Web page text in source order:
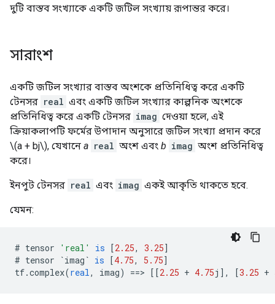
দুটি বাস্তব সংখ্যাকে একটি জটিল সংখ্যায় রূপান্তর করে।
সারাংশ
একটি জটিল সংখ্যার বাস্তব অংশকে প্রতিনিধিত্ব করে একটি
টেনসর real এবং একটি জটিল সংখ্যার কাল্পনিক অংশকে
প্রতিনিধিত্ব করে একটি টেনসর imag দেওয়া হলে, এই
ক্রিয়াকলাপটি ফর্মের উপাদান অনুসারে জটিল সংখ্যা প্রদান করে
\(a + bj\), যেখানে a real অংশ এবং b imag অংশ প্রতিনিধিত্ব
করে।
ইনপুট টেনসর real এবং imag একই আকৃতি থাকতে হবে.
যেমন:
# tensor 'real' is [2.25, 3.25]
# tensor `imag` is [4.75, 5.75]
tf.complex(real, imag) ==> [[2.25 + 4.75j ] , [3.25 +